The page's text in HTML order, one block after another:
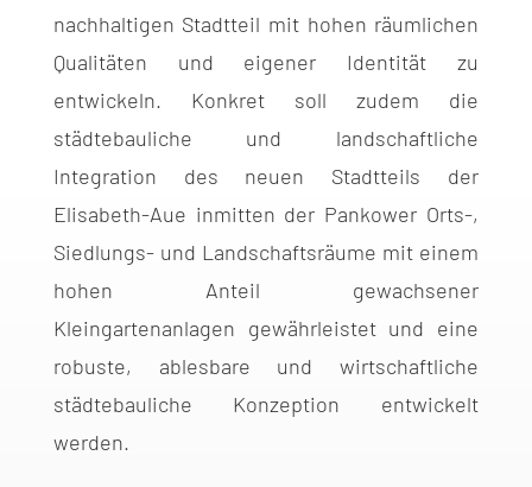
nachhaltigen Stadtteil mit hohen räumlichen
Qualitäten und eigener Identität zu
entwickeln. Konkret soll zudem die
städtebauliche und landschaftliche
Integration des neuen Stadtteils der
Elisabeth-Aue inmitten der Pankower Orts-,
Siedlungs- und Landschaftsräume mit einem
hohen Anteil gewachsener
Kleingartenanlagen gewährleistet und eine
robuste, ablesbare und wirtschaftliche
städtebauliche Konzeption entwickelt
werden.